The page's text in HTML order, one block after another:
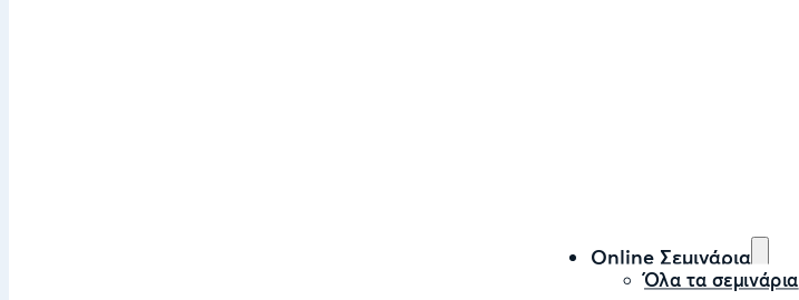
Online Σεμινάρια
Όλα τα σεμινάρια